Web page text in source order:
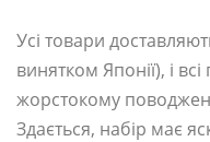
Усі товари
винятком Японії), і
жорстокому
Здається, набір має